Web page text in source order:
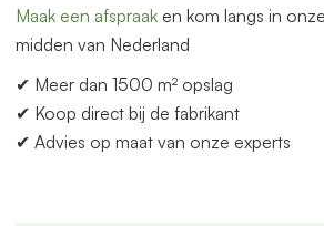
Maak een afspraak en kom langs in
midden van Nederland
✔ Meer dan 1500 m² opslag
✔ Koop direct bij de fabrikant
✔ Advies op maat van onze experts